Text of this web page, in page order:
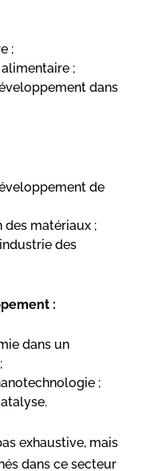
;
;
dans
de
des matériaux ;
des
:
dans un
;
exhaustive, mais
dans ce secteur